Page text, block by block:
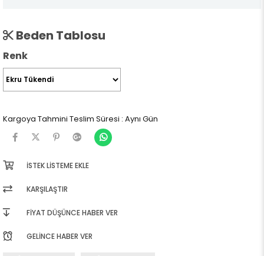
Beden Tablosu
Renk
Kargoya Tahmini Teslim Süresi : Aynı Gün
İSTEK LISTEME EKLE
KARŞILAŞTIR
FIYAT DÜŞÜNCE HABER VER
GELINCE HABER VER